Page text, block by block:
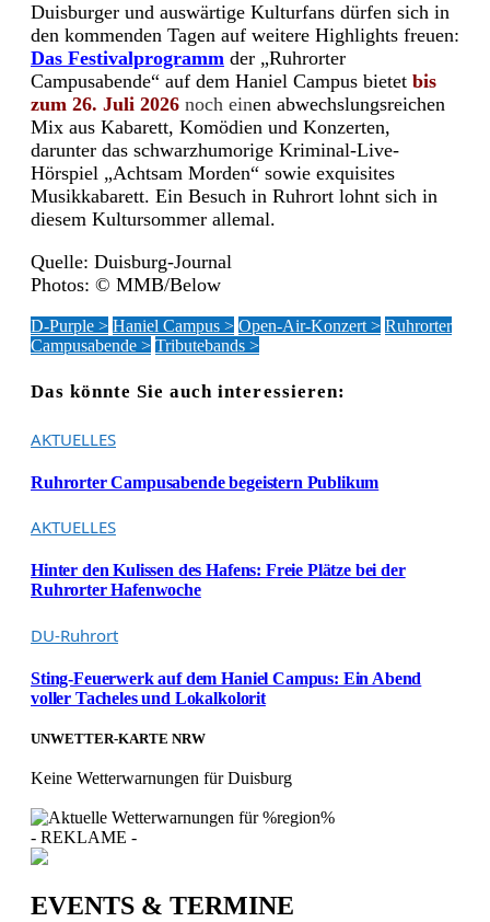
Duisburger und auswärtige Kulturfans dürfen sich in
den kommenden Tagen auf weitere Highlights freuen:
Das Festivalprogramm der „Ruhrorter
Campusabende“ auf dem Haniel Campus bietet bis
zum 26. Juli 2026 noch einen abwechslungsreichen
Mix aus Kabarett, Komödien und Konzerten,
darunter das schwarzhumorige Kriminal-Live-
Hörspiel „Achtsam Morden“ sowie exquisites
Musikkabarett. Ein Besuch in Ruhrort lohnt sich in
diesem Kultursommer allemal.
Quelle: Duisburg-Journal
Photos: © MMB/Below
D-Purple > Haniel Campus > Open-Air-Konzert > Ruhrorter
Campusabende > Tributebands >
Das könnte Sie auch interessieren:
AKTUELLES
Ruhrorter Campusabende begeistern Publikum
AKTUELLES
Hinter den Kulissen des Hafens: Freie Plätze bei der
Ruhrorter Hafenwoche
DU-Ruhrort
Sting-Feuerwerk auf dem Haniel Campus: Ein Abend
voller Tacheles und Lokalkolorit
UNWETTER-KARTE NRW
Keine Wetterwarnungen für Duisburg
- REKLAME -
EVENTS & TERMINE